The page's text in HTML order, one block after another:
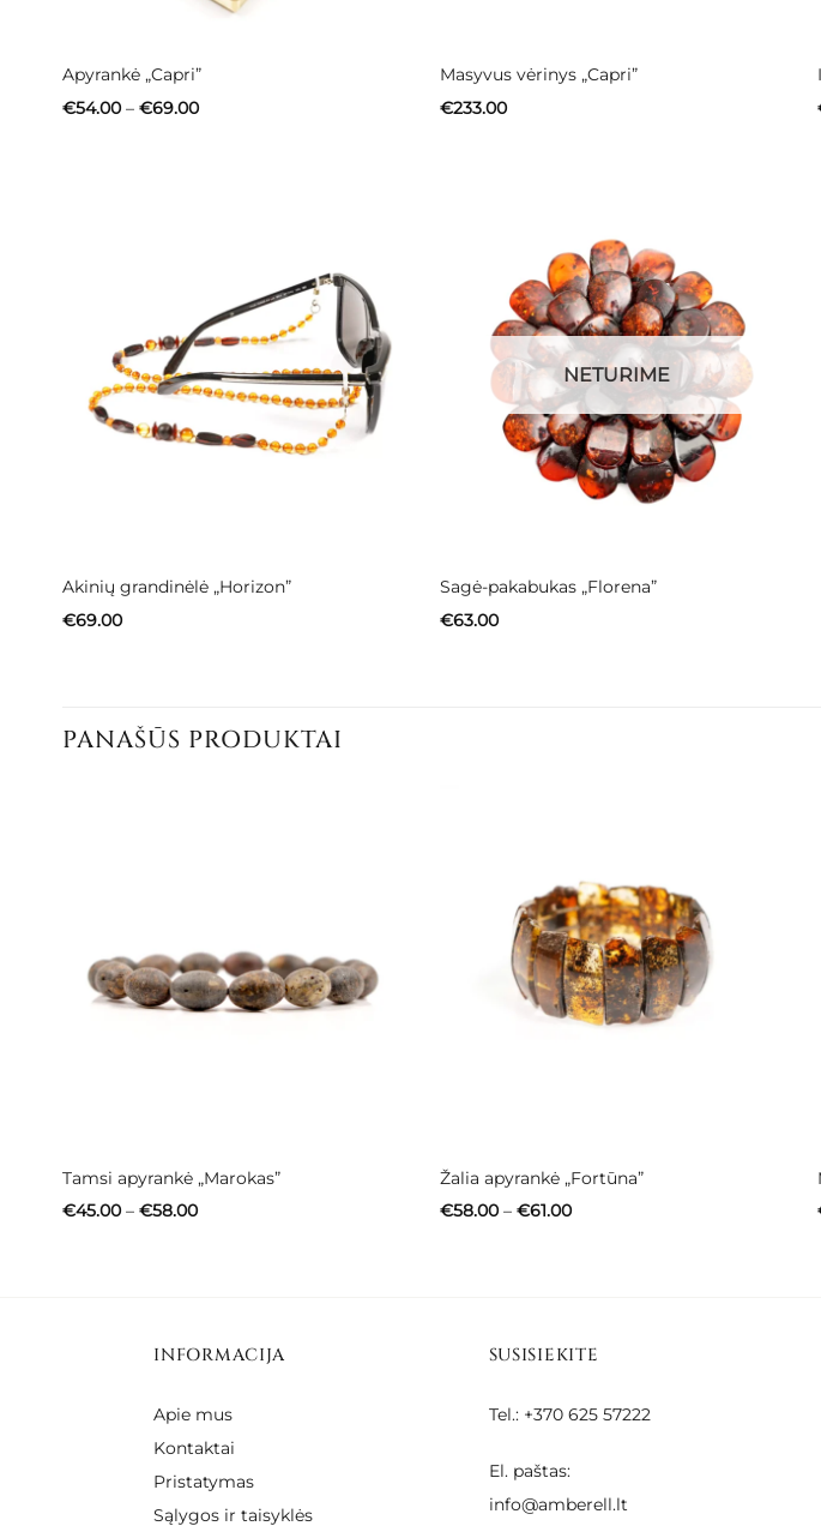
Apyrankė „Capri”
€54.00 – €69.00Price
Masyvus vėrinys „Capri”
€233.00
Akinių grandinėlė „Horizon”
€69.00
NETURIME
Sagė-pakabukas „Florena”
€63.00
PANAŠŪS PRODUKTAI
Tamsi apyrankė „Marokas”
€45.00 – €58.00Price
Žalia apyrankė „Fortūna”
€58.00 – €61.00Price
INFORMACIJA
Apie mus
Kontaktai
Pristatymas
Sąlygos ir taisyklės
SUSISIEKITE
Tel.: +370 625 57222
El. paštas:
info@amberell.lt